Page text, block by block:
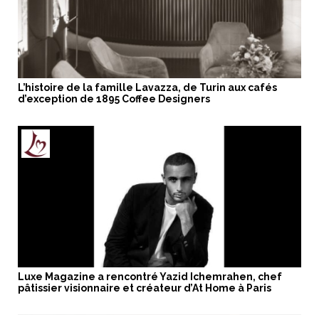
L’histoire de la famille Lavazza, de Turin aux cafés
d’exception de 1895 Coffee Designers
Luxe Magazine a rencontré Yazid Ichemrahen, chef
pâtissier visionnaire et créateur d’At Home à Paris